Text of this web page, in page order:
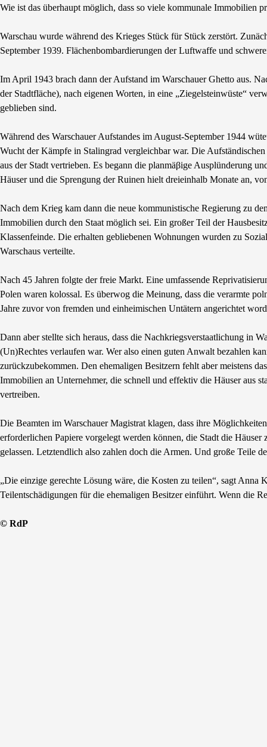
Wie ist das überhaupt möglich, dass so viele kommunale Immobilien
Warschau wurde während des Krieges Stück für Stück zerstört.
September 1939. Flächenbombardierungen der Luftwaffe und
Im April 1943 brach dann der Aufstand im Warschauer Ghetto aus.
der Stadtfläche), nach eigenen Worten, in eine „Ziegelsteinwüste“
geblieben sind.
Während des Warschauer Aufstandes im August-September 1944
Wucht der Kämpfe in Stalingrad vergleichbar war. Die
aus der Stadt vertrieben. Es begann die planmäβige Ausplünderung
Häuser und die Sprengung der Ruinen hielt dreieinhalb Monate an,
Nach dem Krieg kam dann die neue kommunistische Regierung zu
Immobilien durch den Staat möglich sei. Ein großer Teil der
Klassenfeinde. Die erhalten gebliebenen Wohnungen wurden zu
Warschaus verteilte.
Nach 45 Jahren folgte der freie Markt. Eine umfassende
Polen waren kolossal. Es überwog die Meinung, dass die verarmte
Jahre zuvor von fremden und einheimischen Untätern angerichtet
Dann aber stellte sich heraus, dass die Nachkriegsverstaatlichung in
(Un)Rechtes verlaufen war. Wer also einen guten Anwalt bezahlen
zurückzubekommen. Den ehemaligen Besitzern fehlt aber meistens
Immobilien an Unternehmer, die schnell und effektiv die Häuser aus
vertreiben.
Die Beamten im Warschauer Magistrat klagen, dass ihre
erforderlichen Papiere vorgelegt werden können, die Stadt die
gelassen. Letztendlich also zahlen doch die Armen. Und große Teile
„Die einzige gerechte Lösung wäre, die Kosten zu teilen“, sagt Anna
Teilentschädigungen für die ehemaligen Besitzer einführt. Wenn die
© RdP